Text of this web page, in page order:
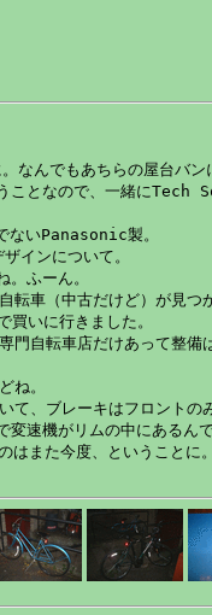
なんでもあちらの屋台バン
ことなので、一緒にTech
ないPanasonic製。
ンについて。
ふーん。
転車（中古だけど）が見つ
に行きました。
門自転車店だけあって整備
ね。
て、ブレーキはフロントの
速機がリムの中にあるん
また今度、ということに